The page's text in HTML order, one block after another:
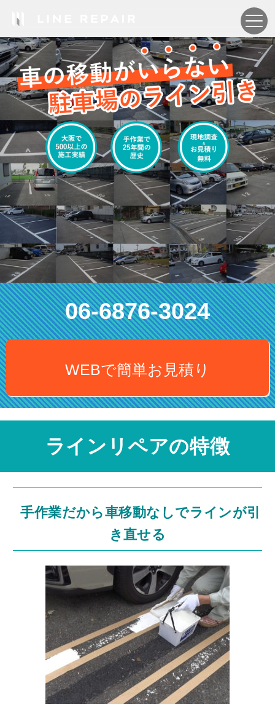
06-6876-3024
WEBで簡単お見積り
ラインリペアの特徴
手作業だから車移動なしでラインが引
き直せる